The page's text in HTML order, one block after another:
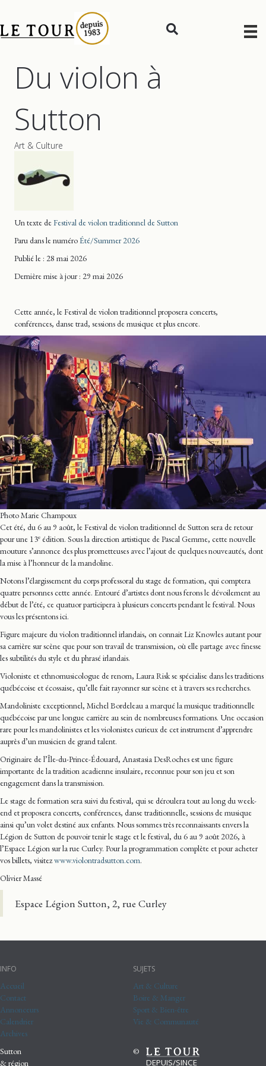
Du violon à
Sutton
Art & Culture
Un texte deFestival de violon traditionnel de Sutton
Paru dans le numéroÉté/Summer 2026
Publié le : 28 mai 2026
Dernière mise à jour: 29 mai 2026
Cette année, le Festival de violon traditionnel proposera concerts,
conférences, danse trad, sessions de musique et plus encore.
Photo Marie Champoux
Cet été, du 6 au 9 août, le Festival de violon traditionnel de Sutton sera de retour
pour une 13e édition. Sous la direction artistique de Pascal Gemme, cette nouvelle
mouture s’annonce des plus prometteuses avec l’ajout de quelques nouveautés, dont
la mise à l’honneur de la mandoline.
Notons l’élargissement du corps professoral du stage de formation, qui comptera
quatre personnes cette année. Entouré d’artistes dont nous ferons le dévoilement au
début de l’été, ce quatuor participera à plusieurs concerts pendant le festival. Nous
vous les présentons ici.
Figure majeure du violon traditionnel irlandais, on connait Liz Knowles autant pour
sa carrière sur scène que pour son travail de transmission, où elle partage avec finesse
les subtilités du style et du phrasé irlandais.
Violoniste et ethnomusicologue de renom, Laura Risk se spécialise dans les traditions
québécoise et écossaise, qu’elle fait rayonner sur scène et à travers ses recherches.
Mandoliniste exceptionnel, Michel Bordeleau a marqué la musique traditionnelle
québécoise par une longue carrière au sein de nombreuses formations. Une occasion
rare pour les mandolinistes et les violonistes curieux de cet instrument d’apprendre
auprès d’un musicien de grand talent.
Originaire de l’Île-du-Prince-Édouard, Anastasia DesRoches est une figure
importante de la tradition acadienne insulaire, reconnue pour son jeu et son
engagement dans la transmission.
Le stage de formation sera suivi du festival, qui se déroulera tout au long du week-
end et proposera concerts, conférences, danse traditionnelle, sessions de musique
ainsi qu’un volet destiné aux enfants. Nous sommes très reconnaissants envers la
Légion de Sutton de pouvoir tenir le stage et le festival, du 6 au 9 août 2026, à
l’Espace Légion sur la rue Curley. Pour la programmation complète et pour acheter
vos billets, visitezwww.violontradsutton.com.
Olivier Massé
Espace Légion Sutton, 2, rue Curley
INFO
Accueil
Contact
Annonceurs
Calendrier
Archives
SUJETS
Art & Culture
Boire & Manger
Sport & Bien-être
Vie & Communauté
Sutton
& région
©
DEPUIS/SINCE